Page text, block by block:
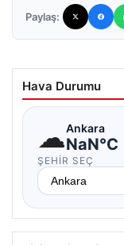
Paylaş:
Hava Durumu
☁Ankara
NaN°C
ŞEHIR SEÇ